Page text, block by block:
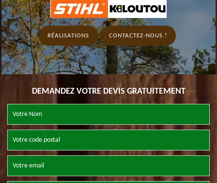
RÉALISATIONS CONTACTEZ-NOUS !
DEMANDEZ VOTRE DEVIS GRATUITEMENT